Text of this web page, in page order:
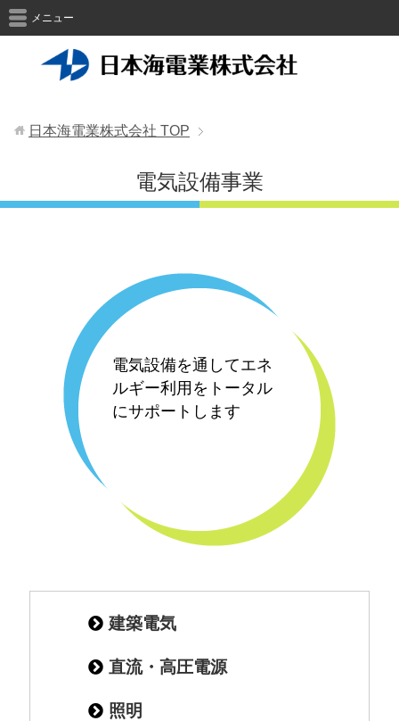
メニュー
日本海電業株式会社 TOP
電気設備事業
電気設備を通してエネ
ルギー利用をトータル
にサポートします
建築電気
直流・高圧電源
照明